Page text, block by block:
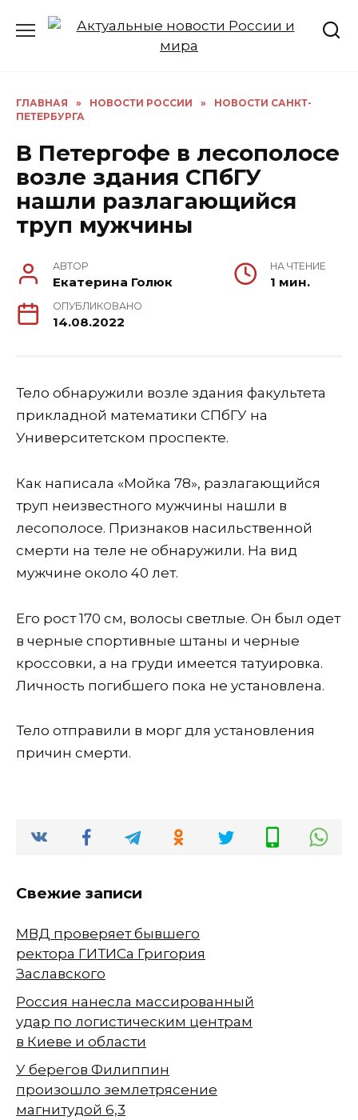
ГЛАВНАЯ » НОВОСТИ РОССИИ »
НОВОСТИ САНКТ-
ПЕТЕРБУРГА
В Петергофе в лесополосе
возле здания СПбГУ
нашли разлагающийся
труп мужчины
АВТОР
Екатерина Голюк
НА ЧТЕНИЕ
1 мин.
ОПУБЛИКОВАНО
14.08.2022
Тело обнаружили возле здания факультета
прикладной математики СПбГУ на
Университетском проспекте.
Как написала «Мойка 78», разлагающийся
труп неизвестного мужчины нашли в
лесополосе. Признаков насильственной
смерти на теле не обнаружили. На вид
мужчине около 40 лет.
Его рост 170 см, волосы светлые. Он был одет
в черные спортивные штаны и черные
кроссовки, а на груди имеется татуировка.
Личность погибшего пока не установлена.
Тело отправили в морг для установления
причин смерти.
Свежие записи
МВД проверяет бывшего
ректора ГИТИСа Григория
Заславского
Россия нанесла массированный
удар по логистическим центрам
в Киеве и области
У берегов Филиппин
произошло землетрясение
магнитудой 6,3